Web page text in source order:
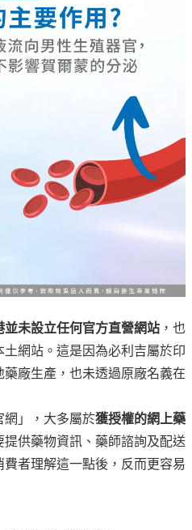
並未設立任何官方直營網站 ，也
網站。這是因為必利吉屬於印
廠生產，也未透過原廠名義在
網」，大多屬於獲授權的網上藥
提供藥物資訊、藥師諮詢及配送
者理解這一點後，反而更容易